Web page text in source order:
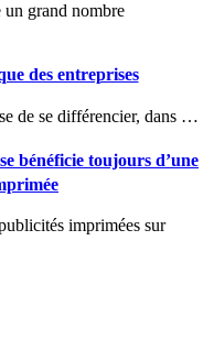
un grand nombre
des entreprises
de se différencier, dans …
bénéficie toujours d’une
imprimées sur